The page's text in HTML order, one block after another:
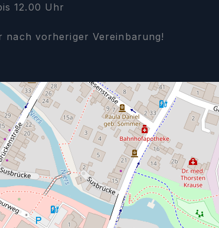
12.00 Uhr
nach vorheriger Vereinbarung!